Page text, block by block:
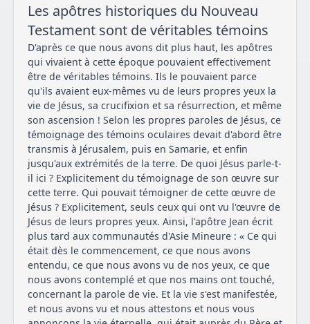
Les apôtres historiques du Nouveau
Testament sont de véritables témoins
D'après ce que nous avons dit plus haut, les apôtres
qui vivaient à cette époque pouvaient effectivement
être de véritables témoins. Ils le pouvaient parce
qu'ils avaient eux-mêmes vu de leurs propres yeux la
vie de Jésus, sa crucifixion et sa résurrection, et même
son ascension ! Selon les propres paroles de Jésus, ce
témoignage des témoins oculaires devait d'abord être
transmis à Jérusalem, puis en Samarie, et enfin
jusqu'aux extrémités de la terre. De quoi Jésus parle-t-
il ici ? Explicitement du témoignage de son œuvre sur
cette terre. Qui pouvait témoigner de cette œuvre de
Jésus ? Explicitement, seuls ceux qui ont vu l'œuvre de
Jésus de leurs propres yeux. Ainsi, l'apôtre Jean écrit
plus tard aux communautés d'Asie Mineure : « Ce qui
était dès le commencement, ce que nous avons
entendu, ce que nous avons vu de nos yeux, ce que
nous avons contemplé et que nos mains ont touché,
concernant la parole de vie. Et la vie s'est manifestée,
et nous avons vu et nous attestons et nous vous